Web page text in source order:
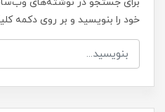
خود را بنویسید و بر روی دکمه